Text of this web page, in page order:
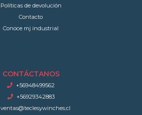
Políticas de devolución
Contacto
Conoce mj industrial
CONTÁCTANOS
+56948499562
+56929342883
ventas@teclesywinches.cl